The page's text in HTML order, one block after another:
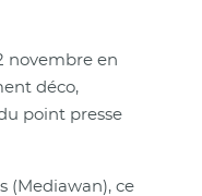
novembre en
déco,
point presse
(Mediawan), ce